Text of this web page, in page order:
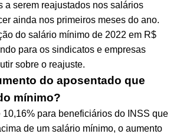
a serem reajustados nos salários
ainda nos primeiros meses do ano.
do salário mínimo de 2022 em R$
para os sindicatos e empresas
sobre o reajuste.
do aposentado que
mínimo?
10,16% para beneficiários do INSS que
de um salário mínimo, o aumento